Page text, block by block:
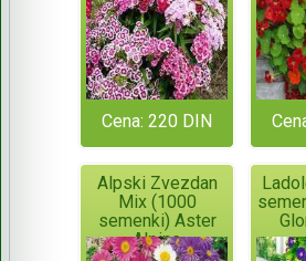
Cena: 220 DIN
Alpski Zvezdan
Mix (1000
semenki) Aster
Alpine